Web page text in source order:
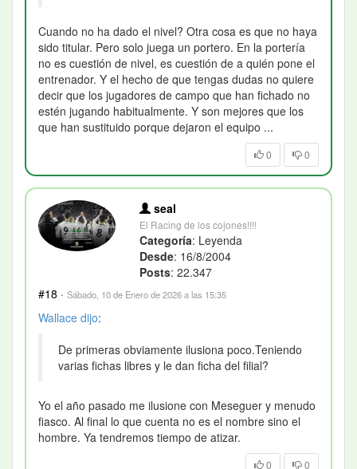
Cuando no ha dado el nivel? Otra cosa es que no haya
sido titular. Pero solo juega un portero. En la portería
no es cuestión de nivel, es cuestión de a quién pone el
entrenador. Y el hecho de que tengas dudas no quiere
decir que los jugadores de campo que han fichado no
estén jugando habitualmente. Y son mejores que los
que han sustituido porque dejaron el equipo ...
0 0
seal
El Racing de los cojones!!!!
Categoría: Leyenda
Desde: 16/8/2004
Posts: 22.347
#18 · Sábado, 10 de Enero de 2026 a las 15:35
Wallace dijo:
De primeras obviamente ilusiona poco.Teniendo
varias fichas libres y le dan ficha del filial?
Yo el año pasado me ilusione con Meseguer y menudo
fiasco. Al final lo que cuenta no es el nombre sino el
hombre. Ya tendremos tiempo de atizar.
0 0